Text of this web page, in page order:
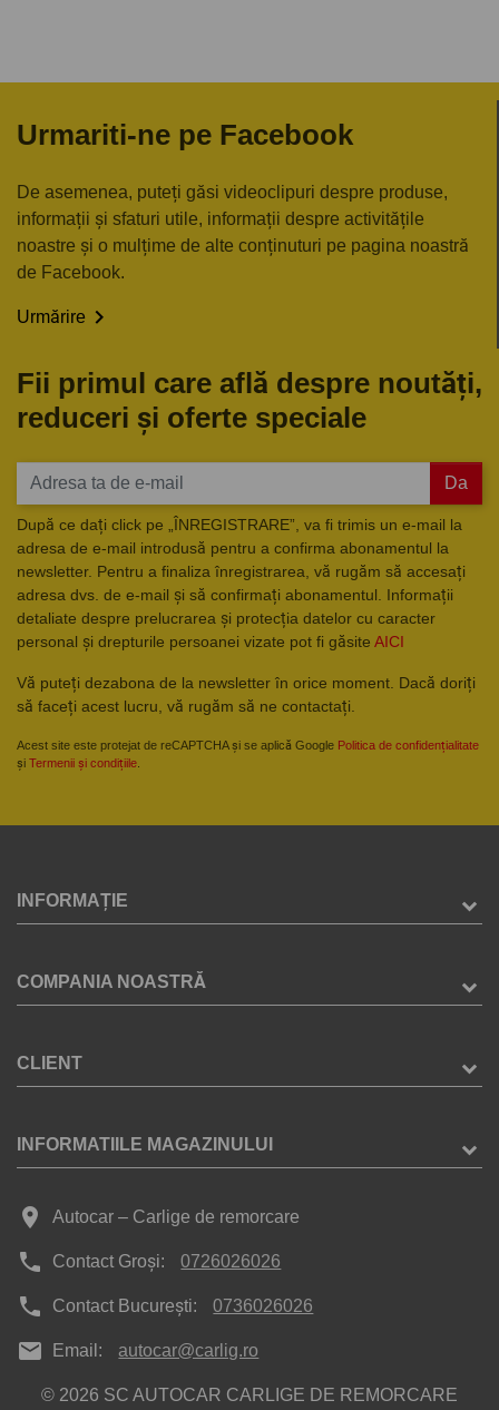
Urmariti-ne pe Facebook
De asemenea, puteți găsi videoclipuri despre produse,
informații și sfaturi utile, informații despre activitățile
noastre și o mulțime de alte conținuturi pe pagina noastră
de Facebook.
Urmărire 
Fii primul care află despre noutăți,
reduceri și oferte speciale
Da
După ce dați click pe „ÎNREGISTRARE”, va fi trimis un e-mail la
adresa de e-mail introdusă pentru a confirma abonamentul la
newsletter. Pentru a finaliza înregistrarea, vă rugăm să accesați
adresa dvs. de e-mail și să confirmați abonamentul. Informații
detaliate despre prelucrarea și protecția datelor cu caracter
personal și drepturile persoanei vizate pot fi găsite AICI
Vă puteți dezabona de la newsletter în orice moment. Dacă doriți
să faceți acest lucru, vă rugăm să ne contactați.
Acest site este protejat de reCAPTCHA și se aplică Google Politica de confidențialitate
și Termenii și condițiile
INFORMAȚIE
COMPANIA NOASTRĂ
CLIENT
INFORMATIILE MAGAZINULUI
place Autocar – Carlige de remorcare
phone Contact Groși: 0726026026
phone Contact București: 0736026026
mail Email: autocar@carlig.ro
© 2026 SC AUTOCAR CARLIGE DE REMORCARE